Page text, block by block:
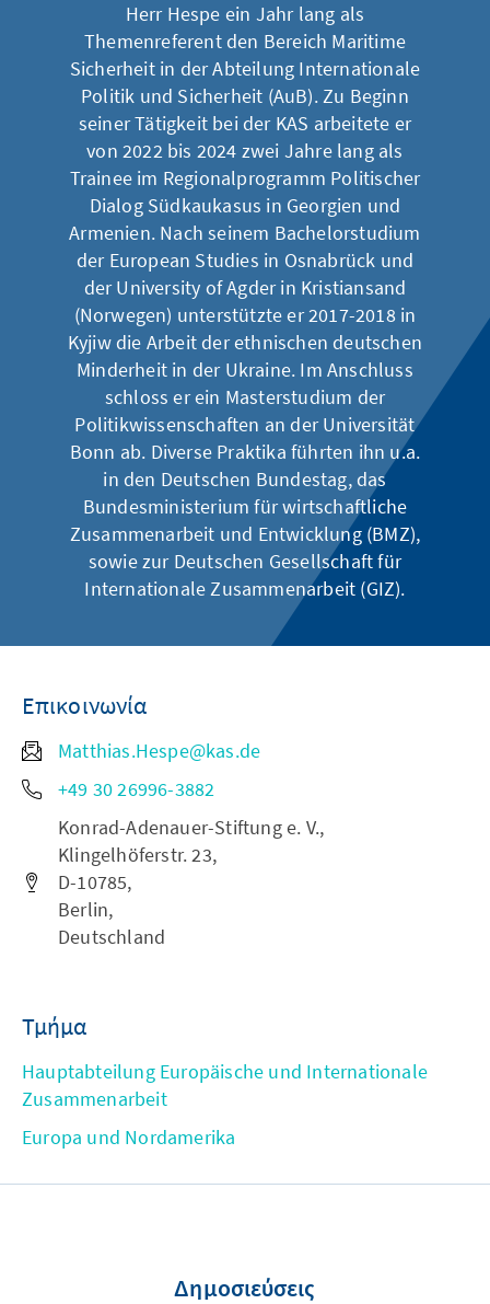
Herr Hespe ein Jahr lang als
Themenreferent den Bereich Maritime
Sicherheit in der Abteilung Internationale
Politik und Sicherheit (AuB). Zu Beginn
seiner Tätigkeit bei der KAS arbeitete er
von 2022 bis 2024 zwei Jahre lang als
Trainee im Regionalprogramm Politischer
Dialog Südkaukasus in Georgien und
Armenien. Nach seinem Bachelorstudium
der European Studies in Osnabrück und
der University of Agder in Kristiansand
(Norwegen) unterstützte er 2017-2018 in
Kyjiw die Arbeit der ethnischen deutschen
Minderheit in der Ukraine. Im Anschluss
schloss er ein Masterstudium der
Politikwissenschaften an der Universität
Bonn ab. Diverse Praktika führten ihn u.a.
in den Deutschen Bundestag, das
Bundesministerium für wirtschaftliche
Zusammenarbeit und Entwicklung (BMZ),
sowie zur Deutschen Gesellschaft für
Internationale Zusammenarbeit (GIZ).
Επικοινωνία
Matthias.Hespe@kas.de
+49 30 26996-3882
Konrad-Adenauer-Stiftung e. V.,
Klingelhöferstr. 23,
D-10785,
Berlin,
Deutschland
Τμήμα
Hauptabteilung Europäische und Internationale
Zusammenarbeit
Europa und Nordamerika
Δημοσιεύσεις